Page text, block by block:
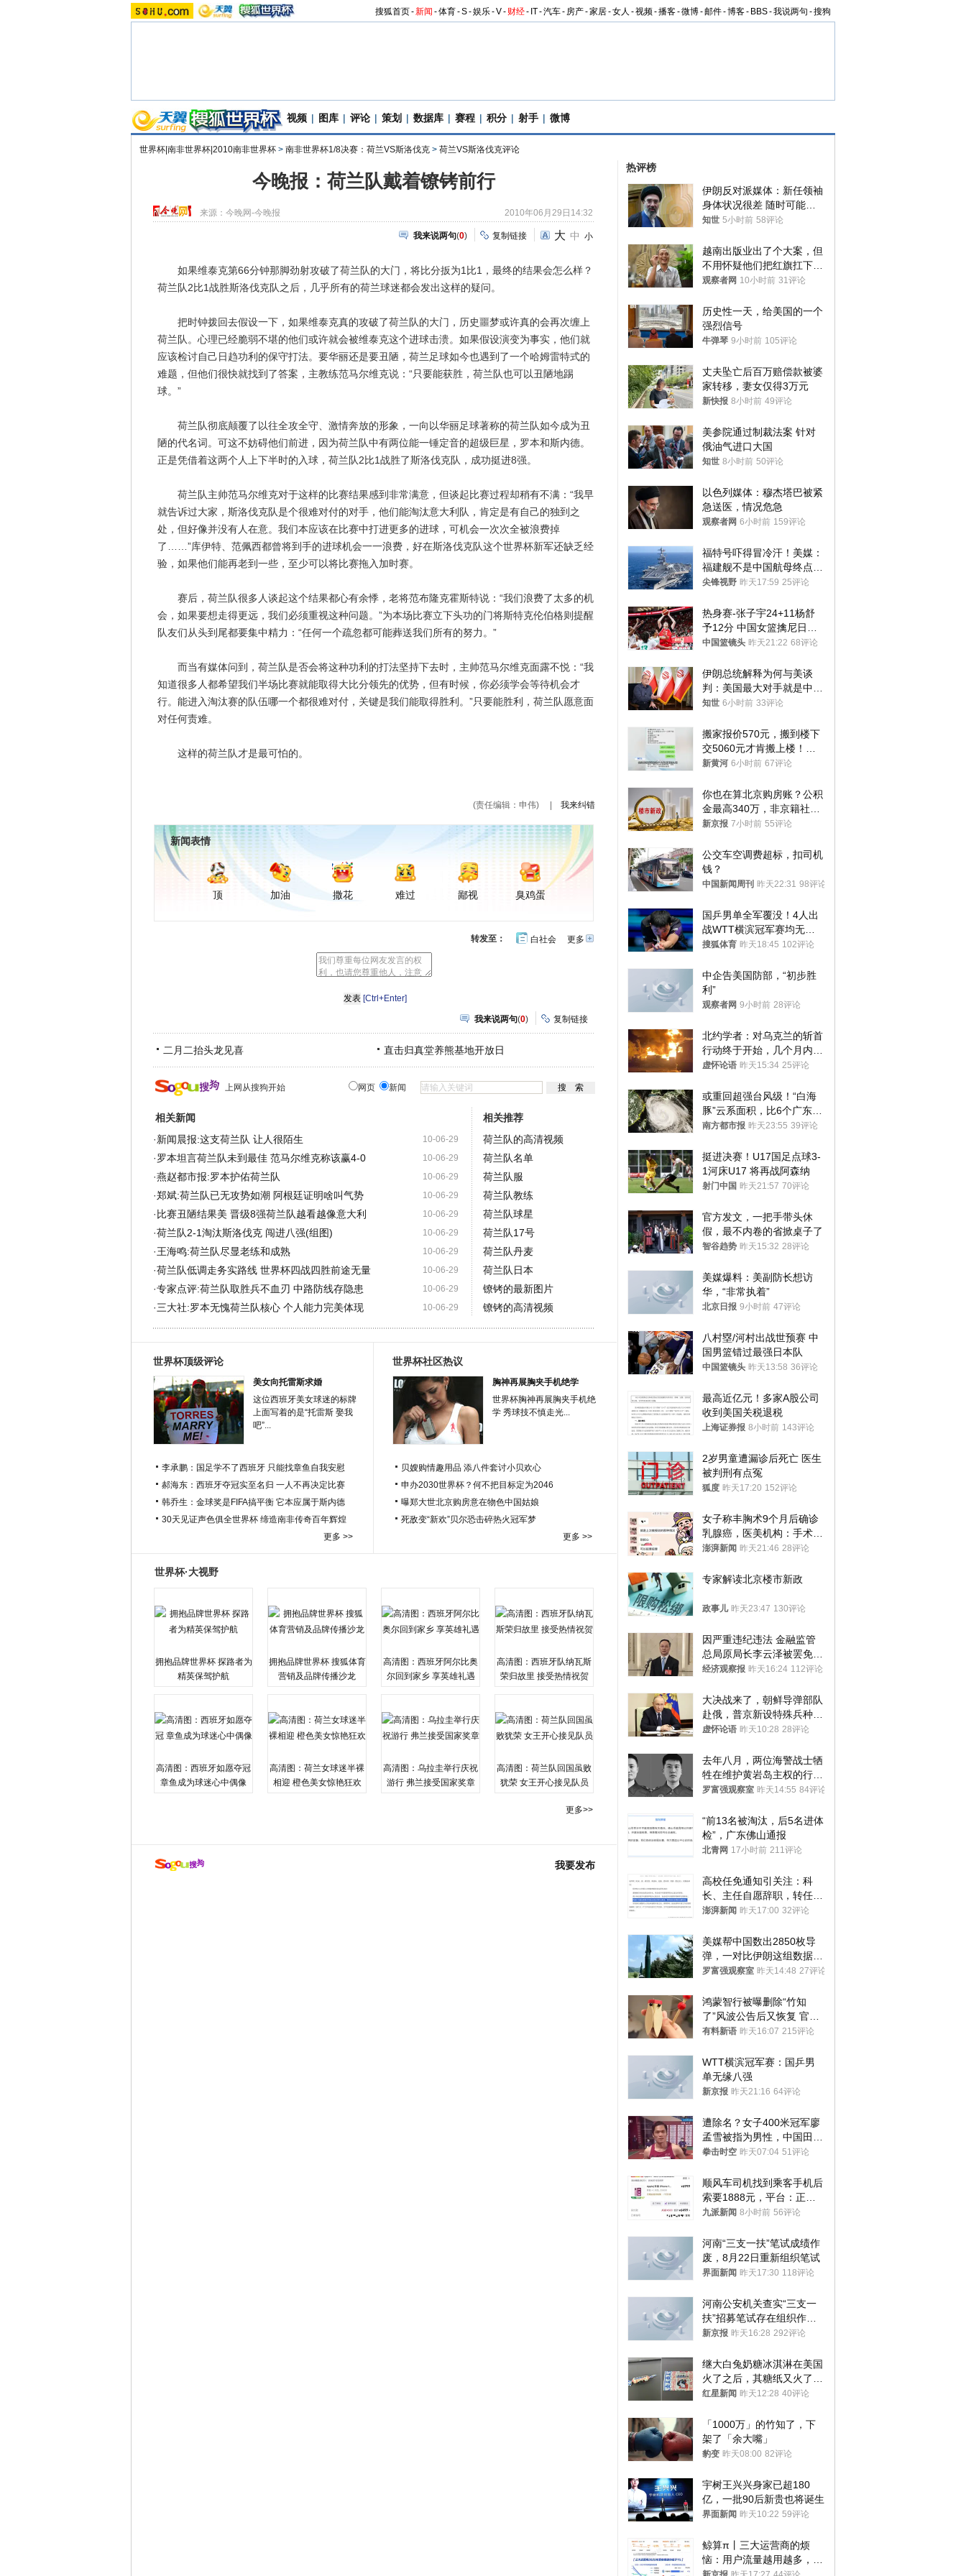
搜狐首页-新闻 -体育-S-娱乐-V- 财经- IT-汽车- 房产-家居-女人 -视频-播客-微博-邮件-博客- BBS-我说两句 -搜狗
视频 | 图库 | 评论 | 策划 | 数据库 | 赛程 | 积分 | 射手 | 微博
世界杯|南非世界杯|2010南非世界杯 > 南非世界杯1/8决赛：荷兰VS斯洛伐克 > 荷兰VS斯洛伐克评论
今晚报：荷兰队戴着镣铐前行
来源： 今晚网-今晚报 2010年06月29日14:32
我来说两句(0) 复制链接 大 中 小
如果维泰克第66分钟那脚劲射攻破了荷兰队的大门，将比分扳为1比1，最终的结果会怎么样？
荷兰队2比1战胜斯洛伐克队之后，几乎所有的荷兰球迷都会发出这样的疑问。
把时钟拨回去假设一下，如果维泰克真的攻破了荷兰队的大门，历史噩梦或许真的会再次缠上
荷兰队。心理已经脆弱不堪的他们或许就会被维泰克这个进球击溃。如果假设演变为事实，他们就
应该检讨自己日趋功利的保守打法。要华丽还是要丑陋，荷兰足球如今也遇到了一个哈姆雷特式的
难题，但他们很快就找到了答案，主教练范马尔维克说：“只要能获胜，荷兰队也可以丑陋地踢
球。”
荷兰队彻底颠覆了以往全攻全守、激情奔放的形象，一向以华丽足球著称的荷兰队如今成为丑
陋的代名词。可这不妨碍他们前进，因为荷兰队中有两位能一锤定音的超级巨星，罗本和斯内德。
正是凭借着这两个人上下半时的入球，荷兰队2比1战胜了斯洛伐克队，成功挺进8强。
荷兰队主帅范马尔维克对于这样的比赛结果感到非常满意，但谈起比赛过程却稍有不满：“我早
就告诉过大家，斯洛伐克队是个很难对付的对手，他们能淘汰意大利队，肯定是有自己的独到之
处，但好像并没有人在意。我们本应该在比赛中打进更多的进球，可机会一次次全被浪费掉
了……”库伊特、范佩西都曾将到手的进球机会一一浪费，好在斯洛伐克队这个世界杯新军还缺乏经
验，如果他们能再老到一些，至少可以将比赛拖入加时赛。
赛后，荷兰队很多人谈起这个结果都心有余悸，老将范布隆克霍斯特说：“我们浪费了太多的机
会，如果要想走得更远，我们必须重视这种问题。”为本场比赛立下头功的门将斯特克伦伯格则提醒
队友们从头到尾都要集中精力：“任何一个疏忽都可能葬送我们所有的努力。”
而当有媒体问到，荷兰队是否会将这种功利的打法坚持下去时，主帅范马尔维克面露不悦：“我
知道很多人都希望我们半场比赛就能取得大比分领先的优势，但有时候，你必须学会等待机会才
行。能进入淘汰赛的队伍哪一个都很难对付，关键是我们能取得胜利。”只要能胜利，荷兰队愿意面
对任何责难。
这样的荷兰队才是最可怕的。
(责任编辑：申伟) 我来纠错
新闻表情
顶 加油 撒花 难过 鄙视 臭鸡蛋
更多开
转发至： 白社会
[Ctrl+Enter]
我来说两句(0) 复制链接
二月二抬头龙见喜 直击归真堂养熊基地开放日
上网从搜狗开始 网页 新闻
相关新闻
10-06-29
·新闻晨报:这支荷兰队 让人很陌生
10-06-29
·罗本坦言荷兰队未到最佳 范马尔维克称该赢4-0
10-06-29
·燕赵都市报:罗本护佑荷兰队
10-06-29
·郑斌:荷兰队已无攻势如潮 阿根廷证明啥叫气势
10-06-29
· 比赛丑陋结果美 晋级8强荷兰队越看越像意大利
10-06-29
·荷兰队2-1淘汰斯洛伐克 闯进八强(组图)
10-06-29
·王海鸣:荷兰队尽显老练和成熟
10-06-29
·荷兰队低调走务实路线 世界杯四战四胜前途无量
10-06-29
·专家点评:荷兰队取胜兵不血刃 中路防线存隐患
10-06-29
·三大社:罗本无愧荷兰队核心 个人能力完美体现
相关推荐
荷兰队的高清视频
荷兰队名单
荷兰队服
荷兰队教练
荷兰队球星
荷兰队17号
荷兰队丹麦
荷兰队日本
镣铐的最新图片
镣铐的高清视频
世界杯顶级评论
美女向托雷斯求婚
这位西班牙美女球迷的标牌
上面写着的是“托雷斯 娶我
吧”...
李承鹏：国足学不了西班牙 只能找章鱼自我安慰
郝海东：西班牙夺冠实至名归 一人不再决定比赛
韩乔生：金球奖是FIFA搞平衡 它本应属于斯内德
30天见证声色俱全世界杯 缔造南非传奇百年辉煌
更多 >>
世界杯社区热议
胸神再展胸夹手机绝学
世界杯胸神再展胸夹手机绝
学 秀球技不慎走光...
贝嫂购情趣用品 添八件套讨小贝欢心
申办2030世界杯？何不把目标定为2046
曝郑大世北京购房意在物色中国姑娘
死敌变“新欢”贝尔恐击碎热火冠军梦
更多 >>
世界杯·大视野
拥抱品牌世界杯 探路者为
精英保驾护航
拥抱品牌世界杯 搜狐体育
营销及品牌传播沙龙
高清图：西班牙阿尔比奥
尔回到家乡 享英雄礼遇
高清图：西班牙队纳瓦斯
荣归故里 接受热情祝贺
高清图：西班牙如愿夺冠
章鱼成为球迷心中偶像
高清图：荷兰女球迷半裸
相迎 橙色美女惊艳狂欢
高清图：乌拉圭举行庆祝
游行 弗兰接受国家奖章
高清图：荷兰队回国虽败
犹荣 女王开心接见队员
更多>>
我要发布
热评榜
伊朗反对派媒体：新任领袖
身体状况很差 随时可能离
世
知世 5小时前 58评论
越南出版业出了个大案，但
不用怀疑他们把红旗扛下去
的决心
观察者网 10小时前 31评论
历史性一天，给美国的一个
强烈信号
牛弹琴 9小时前 105评论
丈夫坠亡后百万赔偿款被婆
家转移，妻女仅得3万元
新快报 8小时前 49评论
美参院通过制裁法案 针对
俄油气进口大国
知世 8小时前 50评论
以色列媒体：穆杰塔巴被紧
急送医，情况危急
观察者网 6小时前 159评论
福特号吓得冒冷汗！美媒：
福建舰不是中国航母终点，
而是新起点！
尖锋视野 昨天17:59 25评论
热身赛-张子宇24+11杨舒
予12分 中国女篮擒尼日利
亚
中国篮镜头 昨天21:22 68评论
伊朗总统解释为何与美谈
判：美国最大对手就是中
国，但他们也在对话
知世 6小时前 33评论
搬家报价570元，搬到楼下
交5060元才肯搬上楼！女
子傻眼了……
新黄河 6小时前 67评论
你也在算北京购房账？公积
金最高340万，非京籍社保
1年
新京报 7小时前 55评论
公交车空调费超标，扣司机
钱？
中国新闻周刊 昨天22:31 98评论
国乒男单全军覆没！4人出
战WTT横滨冠军赛均无缘
八强
搜狐体育 昨天18:45 102评论
中企告美国防部，“初步胜
利”
观察者网 9小时前 28评论
北约学者：对乌克兰的斩首
行动终于开始，几个月内乌
将投降
虚怀论语 昨天15:34 25评论
或重回超强台风级！“白海
豚”云系面积，比6个广东还
大！深圳官方：注意这件事
南方都市报 昨天23:55 39评论
挺进决赛！U17国足点球3-
1河床U17 将再战阿森纳
射门中国 昨天21:57 70评论
官方发文，一把手带头休
假，最不内卷的省掀桌子了
智谷趋势 昨天15:32 28评论
美媒爆料：美副防长想访
华，“非常执着”
北京日报 9小时前 47评论
八村塁/河村出战世预赛 中
国男篮错过最强日本队
中国篮镜头 昨天13:58 36评论
最高近亿元！多家A股公司
收到美国关税退税
上海证券报 8小时前 143评论
2岁男童遭漏诊后死亡 医生
被判刑有点冤
狐度 昨天17:20 152评论
女子称丰胸术9个月后确诊
乳腺癌，医美机构：手术不
可能引发癌症，建议走司法
澎湃新闻 昨天21:46 28评论
专家解读北京楼市新政
政事儿 昨天23:47 130评论
因严重违纪违法 金融监管
总局原局长李云泽被罢免全
国人大代表
经济观察报 昨天16:24 112评论
大决战来了，朝鲜导弹部队
赴俄，普京新设特殊兵种，
76岁老将扛旗
虚怀论语 昨天10:28 28评论
去年八月，两位海警战士牺
牲在维护黄岩岛主权的行动
中
罗富强观察室 昨天14:55 84评论
“前13名被淘汰，后5名进体
检”，广东佛山通报
北青网 17小时前 211评论
高校任免通知引关注：科
长、主任自愿辞职，转任思
政辅导员
澎湃新闻 昨天17:00 32评论
美媒帮中国数出2850枚导
弹，一对比伊朗这组数据，
发现出大事了
罗富强观察室 昨天14:48 27评论
鸿蒙智行被曝删除“竹知
了”风波公告后又恢复 官媒
曾力挺：劝华为要大度的，
有料新语 昨天16:07 215评论
WTT横滨冠军赛：国乒男
单无缘八强
新京报 昨天21:16 64评论
遭除名？女子400米冠军廖
孟雪被指为男性，中国田协
默不作声
拳击时空 昨天07:04 51评论
顺风车司机找到乘客手机后
索要1888元，平台：正和
司机沟通协商
九派新闻 8小时前 56评论
河南“三支一扶”笔试成绩作
废，8月22日重新组织笔试
界面新闻 昨天17:30 118评论
河南公安机关查实“三支一
扶”招募笔试存在组织作弊
犯罪行为
新京报 昨天16:28 292评论
继大白兔奶糖冰淇淋在美国
火了之后，其糖纸又火了！
海外博主盛赞：平面设计经
红星新闻 昨天12:28 40评论
「1000万」的竹知了，下
架了「余大嘴」
豹变 昨天08:00 82评论
宇树王兴兴身家已超180
亿，一批90后新贵也将诞生
界面新闻 昨天10:22 59评论
鲸算π丨三大运营商的烦
恼：用户流量越用越多，收